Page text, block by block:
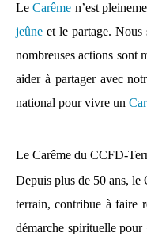
LeCarême n’est
jeûne et le partage.
nombreuses actions sont
aider à partager avec
national pour vivre un
Le Carême du CCFD-
Depuis plus de 50 ans, le
terrain, contribue à faire
démarche spirituelle